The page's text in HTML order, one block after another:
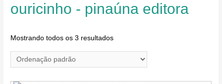
ouricinho - pinaúna editora
Mostrando todos os 3 resultados
e
i